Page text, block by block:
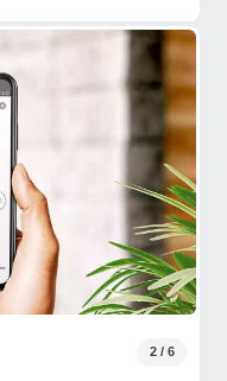
2 / 6